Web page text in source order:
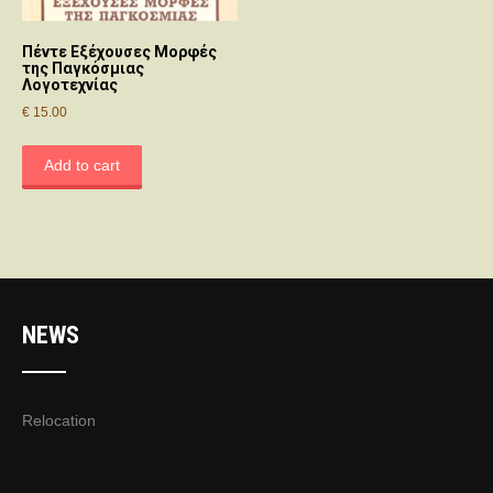
Πέντε Εξέχουσες Μορφές
της Παγκόσμιας
Λογοτεχνίας
€ 15.00
Add to cart
NEWS
Relocation